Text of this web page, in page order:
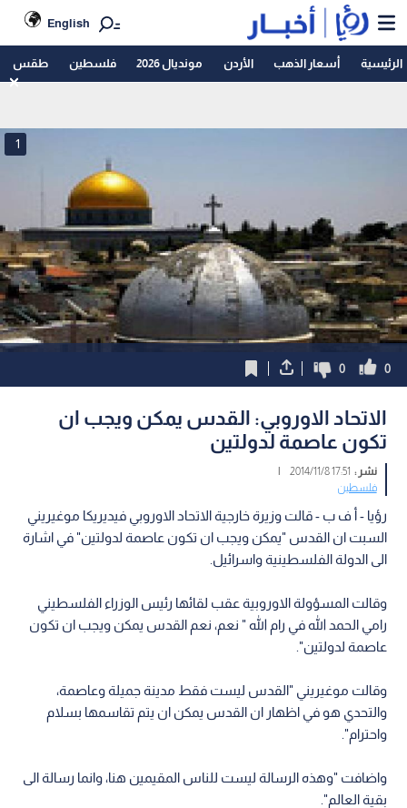
English
الرئيسية أسعار الذهب الأردن مونديال 2026 فلسطين طقس
1
0
0
الاتحاد الاوروبي: القدس يمكن ويجب ان
تكون عاصمة لدولتين
نشر : 17:51 2014/11/8
|
فلسطين
رؤيا - أ ف ب - قالت وزيرة خارجية الاتحاد الاوروبي فيديريكا موغيريني
السبت ان القدس "يمكن ويجب ان تكون عاصمة لدولتين" في اشارة
الى الدولة الفلسطينية واسرائيل.
وقالت المسؤولة الاوروبية عقب لقائها رئيس الوزراء الفلسطيني
رامي الحمد الله في رام الله " نعم، نعم القدس يمكن ويجب ان تكون
عاصمة لدولتين".
وقالت موغيريني "القدس ليست فقط مدينة جميلة وعاصمة،
والتحدي هو في اظهار ان القدس يمكن ان يتم تقاسمها بسلام
واحترام".
واضافت "وهذه الرسالة ليست للناس المقيمين هنا، وانما رسالة الى
بقية العالم".